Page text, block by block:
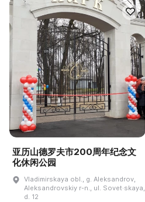
亚历山德罗夫市200周年纪念文
化休闲公园
Vladimirskaya obl., g. Aleksandrov,
Aleksandrovskiy r-n., ul. Sovet·skaya,
d. 12